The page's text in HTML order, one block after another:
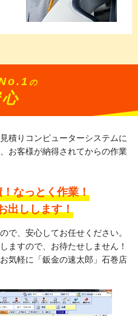
の
積りコンピューターシステムに
お客様が納得されてからの作業
なっとく作業！
出しします！
で、安心してお任せください。
ますので、お待たせしません！
気軽に「鈑金の速太郎」石巻店